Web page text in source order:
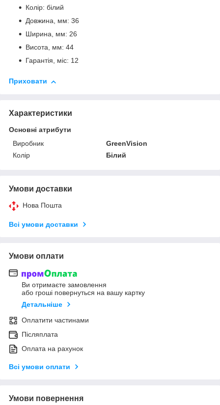
Колір: білий
Довжина, мм: 36
Ширина, мм: 26
Висота, мм: 44
Гарантія, міс: 12
Приховати
Характеристики
Основні атрибути
Виробник
GreenVision
Колір
Білий
Умови доставки
Нова Пошта
Всі умови доставки
Умови оплати
Ви отримаєте замовлення
або гроші повернуться на вашу картку
Детальніше
Оплатити частинами
Післяплата
Оплата на рахунок
Всі умови оплати
Умови повернення